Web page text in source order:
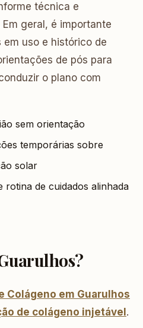
técnica e
geral, é importante
uso e histórico de
de pós para
o plano com
sem orientação
temporárias sobre
solar
de cuidados alinhada
Colágeno em Guarulhos
de colágeno injetável .